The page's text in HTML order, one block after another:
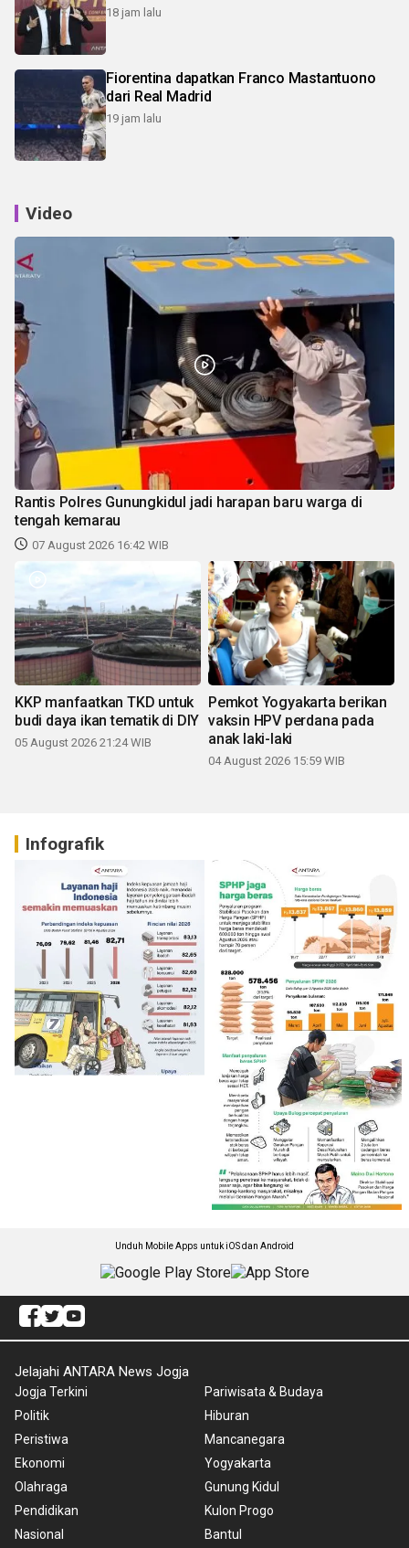
18 jam lalu
Fiorentina dapatkan Franco Mastantuono
dari Real Madrid
19 jam lalu
Video
Rantis Polres Gunungkidul jadi harapan baru warga di
tengah kemarau
07 August 2026 16:42 WIB
KKP manfaatkan TKD untuk
budi daya ikan tematik di DIY
05 August 2026 21:24 WIB
Pemkot Yogyakarta berikan
vaksin HPV perdana pada
anak laki-laki
04 August 2026 15:59 WIB
Infografik
Unduh Mobile Apps untuk iOS dan Android
Jelajahi ANTARA News Jogja
Jogja Terkini
Politik
Peristiwa
Ekonomi
Olahraga
Pendidikan
Nasional
Pariwisata & Budaya
Hiburan
Mancanegara
Yogyakarta
Gunung Kidul
Kulon Progo
Bantul